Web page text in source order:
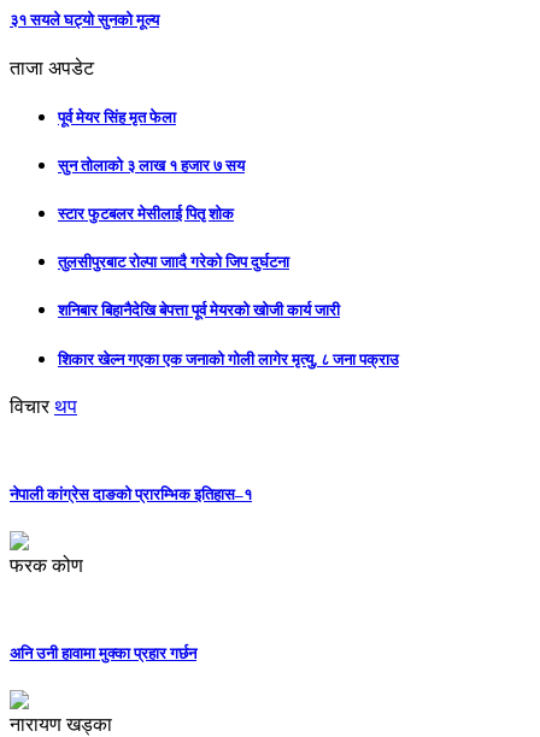
३१ सयले घट्यो सुनको मूल्य
ताजा अपडेट
पूर्व मेयर सिंह मृत फेला
सुन तोलाको ३ लाख १ हजार ७ सय
स्टार फुटबलर मेसीलाई पितृ शोक
तुलसीपुरबाट रोल्पा जाादै गरेको जिप दुर्घटना
शनिबार बिहानैदेखि बेपत्ता पूर्व मेयरको खोजी कार्य जारी
शिकार खेल्न गएका एक जनाको गोली लागेर मृत्यु, ८ जना पक्राउ
विचार थप
नेपाली कांग्रेस दाङको प्रारम्भिक इतिहास–१
फरक कोण
अनि उनी हावामा मुक्का प्रहार गर्छन
नारायण खड्का